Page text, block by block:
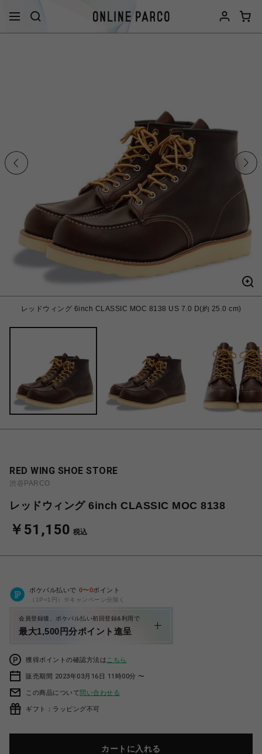
レッドウィング 6inch CLASSIC MOC 8138 US 7.0 D(約 25.0 cm)
RED WING SHOE STORE
渋谷PARCO
レッドウィング 6inch CLASSIC MOC 8138
￥51,150 税込
ポケパル払いで 0〜0ポイント
（1P=1円）※キャンペーン分除く
会員登録後、ポケパル払い初回登録&利用で
最大1,500円分ポイント進呈
獲得ポイントの確認方法は こちら
販売期間 2023年03月16日 11時00分 〜
この商品について問い合わせる
ギフト：ラッピング不可
カートに入れる